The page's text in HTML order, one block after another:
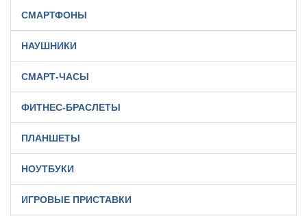
СМАРТФОНЫ
НАУШНИКИ
СМАРТ-ЧАСЫ
ФИТНЕС-БРАСЛЕТЫ
ПЛАНШЕТЫ
НОУТБУКИ
ИГРОВЫЕ ПРИСТАВКИ